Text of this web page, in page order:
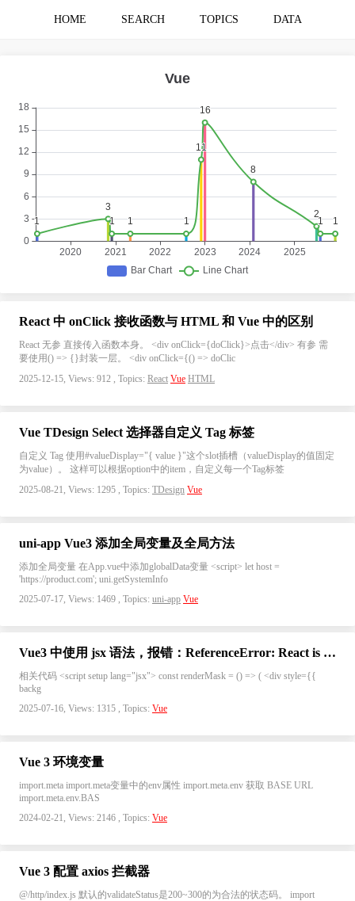
HOME SEARCH TOPICS DATA
React 中 onClick 接收函数与 HTML 和 Vue 中的区别
React 无参 直接传入函数本身。 <div onClick={doClick}>点击</div> 有参 需
要使用() => {}封装一层。 <div onClick={() => doClic
2025-12-15, Views: 912 , Topics: React Vue HTML
Vue TDesign Select 选择器自定义 Tag 标签
自定义 Tag 使用#valueDisplay="{ value }"这个slot插槽（valueDisplay的值固定
为value）。 这样可以根据option中的item，自定义每一个Tag标签
2025-08-21, Views: 1295 , Topics: TDesign Vue
uni-app Vue3 添加全局变量及全局方法
添加全局变量 在App.vue中添加globalData变量 <script> let host =
'https://product.com'; uni.getSystemInfo
2025-07-17, Views: 1469 , Topics: uni-app Vue
Vue3 中使用 jsx 语法，报错：ReferenceError: React is not defined
相关代码 <script setup lang="jsx"> const renderMask = () => ( <div style={{
backg
2025-07-16, Views: 1315 , Topics: Vue
Vue 3 环境变量
import.meta import.meta变量中的env属性 import.meta.env 获取 BASE URL
import.meta.env.BAS
2024-02-21, Views: 2146 , Topics: Vue
Vue 3 配置 axios 拦截器
@/http/index.js 默认的validateStatus是200~300的为合法的状态码。 import